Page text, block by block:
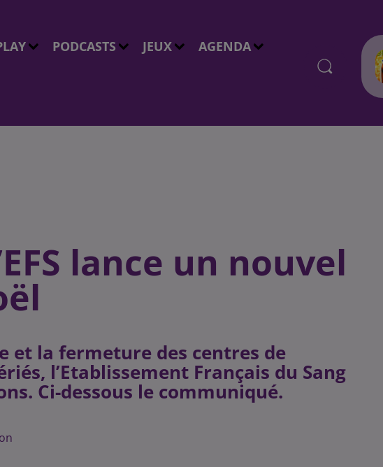
PODCASTS JEUX AGENDA
lance un nouvel
et la fermeture des centres de
l’Etablissement Français du Sang
Ci-dessous le communiqué.